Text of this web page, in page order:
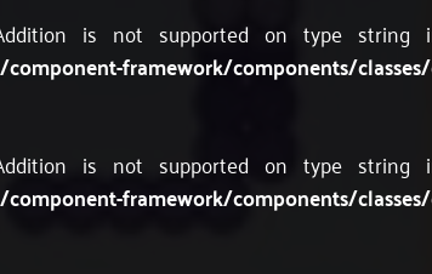
is not supported on type string
framework/components/
is not supported on type string
framework/components/